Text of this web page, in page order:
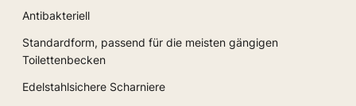
Antibakteriell
Standardform, passend für die meisten gängigen
Toilettenbecken
Edelstahlsichere Scharniere